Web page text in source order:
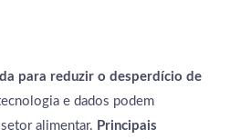
para reduzir o desperdício de
e dados podem
alimentar. Principais